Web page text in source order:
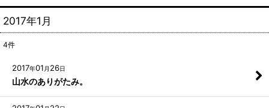
2017年1月
4件
2017年01 月 26日
山水のありがたみ。